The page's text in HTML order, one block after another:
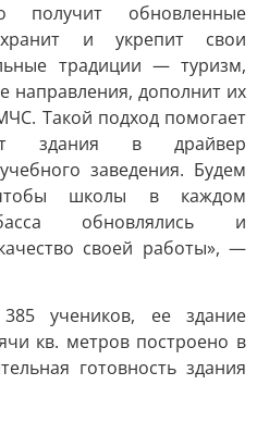
получит обновленные
и укрепит свои
традиции — туризм,
направления, дополнит их
Такой подход помогает
здания в драйвер
заведения. Будем
школы в каждом
обновлялись и
своей работы», —
учеников, ее здание
кв. метров построено в
готовность здания